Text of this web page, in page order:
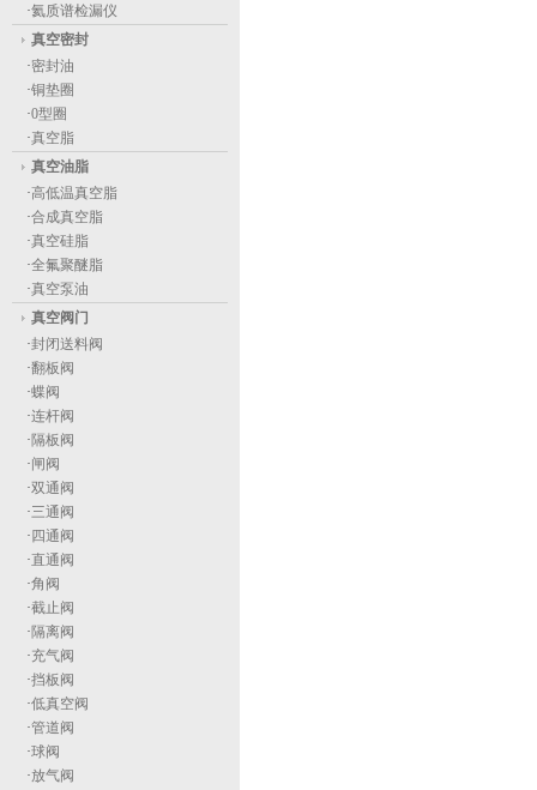
·氦质谱检漏仪
真空密封
·密封油
·铜垫圈
·0型圈
·真空脂
真空油脂
·高低温真空脂
·合成真空脂
·真空硅脂
·全氟聚醚脂
·真空泵油
真空阀门
·封闭送料阀
·翻板阀
·蝶阀
·连杆阀
· 隔板阀
·闸阀
·双通阀
·三通阀
· 四通阀
·直通阀
·角阀
·截止阀
· 隔离阀
·充气阀
·挡板阀
·低真空阀
·管道阀
·球阀
·放气阀